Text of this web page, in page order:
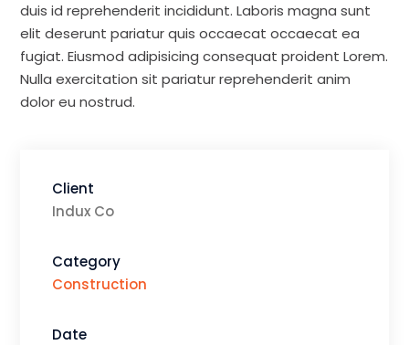
duis id reprehenderit incididunt. Laboris magna sunt
elit deserunt pariatur quis occaecat occaecat ea
fugiat. Eiusmod adipisicing consequat proident Lorem.
Nulla exercitation sit pariatur reprehenderit anim
dolor eu nostrud.
Client
Indux Co
Category
Construction
Date